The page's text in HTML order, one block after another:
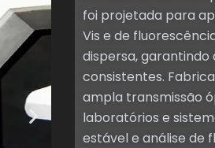
foi projetada para
Vis e de
dispersa, garantindo
consistentes.
ampla transmissão
laboratórios e
estável e análise de